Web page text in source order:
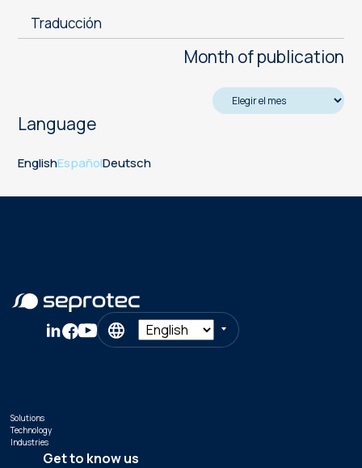
Traducción
Month of publication
Language
EnglishEspañolDeutsch
Solutions
Technology
Industries
Get to know us